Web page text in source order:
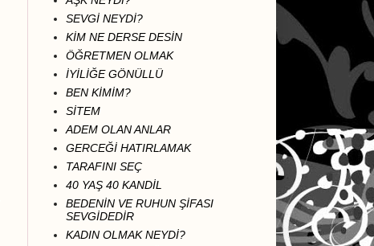
SEVGİ NEYDİ?
KİM NE DERSE DESİN
ÖĞRETMEN OLMAK
İYİLİĞE GÖNÜLLÜ
BEN KİMİM?
SİTEM
ADEM OLAN ANLAR
GERCEĞİ HATIRLAMAK
TARAFINI SEÇ
40 YAŞ 40 KANDİL
BEDENİN VE RUHUN ŞİFASI
SEVGİDEDİR
KADIN OLMAK NEYDİ?